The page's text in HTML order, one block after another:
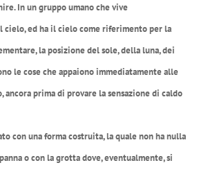
In un gruppo umano che vive
cielo, ed ha il cielo come riferimento per la
la posizione del sole, della luna, dei
le cose che appaiono immediatamente alle
ancora prima di provare la sensazione di caldo
con una forma costruita, la quale non ha nulla
o con la grotta dove, eventualmente, si